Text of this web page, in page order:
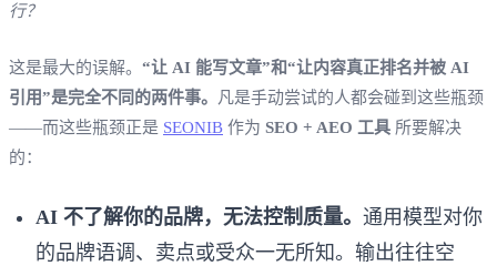
行？
这是最大的误解。 “让 AI 能写文章”和“让内容真正排名并被 AI
引用”是完全不同的两件事。
凡是手动尝试的人都会碰到这些瓶颈
——而这些瓶颈正是 SEONIB 作为 SEO + AEO 工具 所要解决
的：
AI 不了解你的品牌，无法控制质量。 通用模型对你
的品牌语调、卖点或受众一无所知。输出往往空